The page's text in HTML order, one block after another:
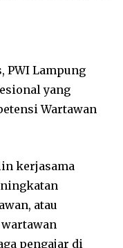
PWI Lampung
yang
Wartawan
kerjasama
atau
pengajar di